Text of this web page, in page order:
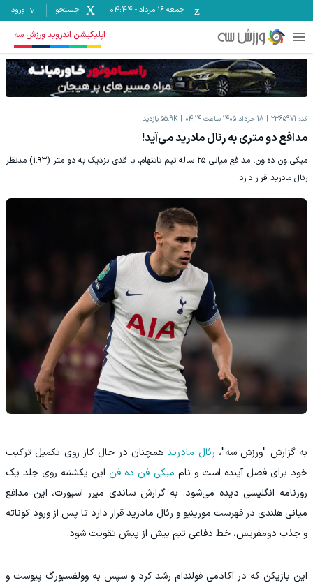
جمعه ۱۶ مرداد -
04:44 جستجو ورود
اپلیکیشن اندروید ورزش سه
کد: 2365971 18 خرداد 1405 ساعت 04:14 55.9K بازدید
مدافع دو متری به رئال مادرید می‌آید!
میکی ون ده ون، مدافع میانی ۲۵ ساله تیم تاتنهام، با قدی نزدیک به دو متر (۱.۹۳) مدنظر
رئال مادرید قرار دارد.
به گزارش "ورزش سه"، رئال مادریدهمچنان در حال کار روی تکمیل ترکیب
خود برای فصل آینده است و نام میکی فن ده فن این یکشنبه روی جلد یک
روزنامه انگلیسی دیده می‌شود. به گزارش ساندی میرر اسپورت، این مدافع
میانی هلندی در فهرست مورینیو و رئال مادرید قرار دارد تا پس از ورود کوناته
و جذب دومفریس، خط دفاعی تیم بیش از پیش تقویت شود.
این بازیکن که در آکادمی فولندام رشد کرد و سپس به وولفسبورگ پیوست و